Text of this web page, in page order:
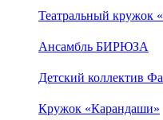
Театральный кружок
Ансамбль БИРЮЗА
Детский коллектив
Кружок «Карандаши»